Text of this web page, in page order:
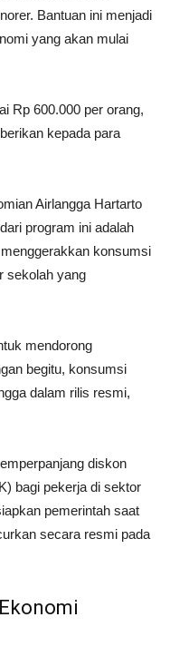
Bantuan ini menjadi
yang akan mulai
Rp 600.000 per orang,
kepada para
Airlangga Hartarto
program ini adalah
konsumsi
sekolah yang
mendorong
begitu, konsumsi
dalam rilis resmi,
diskon
bagi pekerja di sektor
pemerintah saat
secara resmi pada